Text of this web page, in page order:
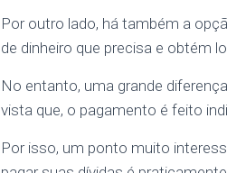
Por outro lado, há também a
de dinheiro que precisa e obtém
No entanto, uma grande
vista que, o pagamento é feito
Por isso, um ponto muito